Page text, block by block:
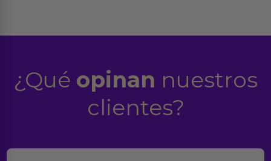
¿Qué opinan nuestros
clientes?